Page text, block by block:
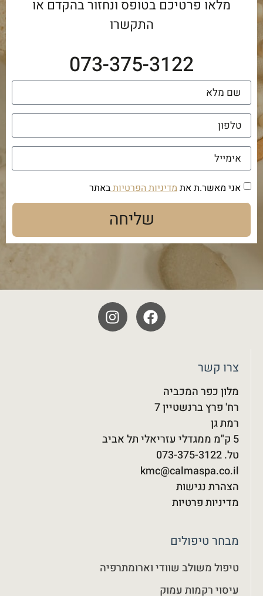
מלאו פרטיכם בטופס ונחזור בהקדם או
התקשרו
073-375-3122
אני מאשר.ת את מדיניות הפרטיותבאתר
שליחה
צרו קשר
מלון כפר המכביה
רח' פרץ ברנשטיין 7
רמת גן
5 ק"מ ממגדלי עזריאלי תל אביב
טל. 073-375-3122‬
kmc@calmaspa.co.il
הצהרת נגישות
מדיניות פרטיות
מבחר טיפולים
טיפול משולב שוודי וארומתרפיה
עיסוי רקמות עמוק